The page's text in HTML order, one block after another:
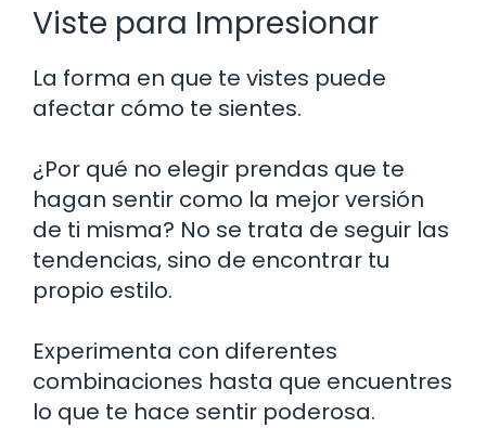
Viste para Impresionar
La forma en que te vistes puede
afectar cómo te sientes.
¿Por qué no elegir prendas que te
hagan sentir como la mejor versión
de ti misma? No se trata de seguir las
tendencias, sino de encontrar tu
propio estilo.
Experimenta con diferentes
combinaciones hasta que encuentres
lo que te hace sentir poderosa.